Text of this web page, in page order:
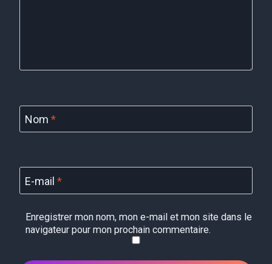
Nom *
E-mail *
Enregistrer mon nom, mon e-mail et mon site dans le
navigateur pour mon prochain commentaire.